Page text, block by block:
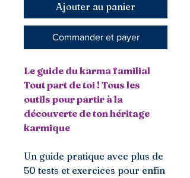
Ajouter au panier
Commander et payer
Le guide du karma familial
Tout part de toi ! Tous les
outils pour partir à la
découverte de ton héritage
karmique
Un guide pratique avec plus de
50 tests et exercices pour enfin